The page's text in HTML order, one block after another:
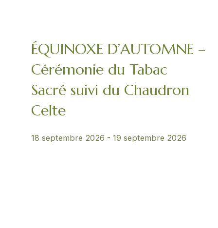
ÉQUINOXE D’AUTOMNE –
Cérémonie du Tabac
Sacré suivi du Chaudron
Celte
18 septembre 2026 -19 septembre 2026